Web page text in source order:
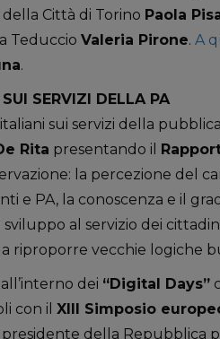
della Città di Torino Paola
Teduccio Valeria Pirone. A
.
SERVIZI DELLA PA
sui servizi della
Rita presentando il
la percezione del
e PA, la conoscenza e il
al servizio dei
riproporre vecchie logiche
dei “Digital Days”
con il XIII Simposio
presidente della Repubblica